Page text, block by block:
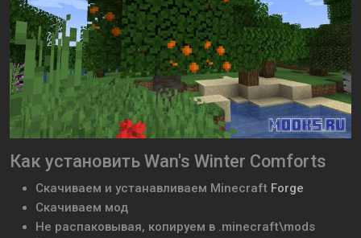
Как установить Wan's Winter Comforts
Скачиваем и устанавливаем Minecraft Forge
Скачиваем мод
Не распаковывая, копируем в .minecraft\mods